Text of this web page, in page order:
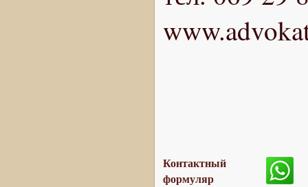
Контактный
формуляр